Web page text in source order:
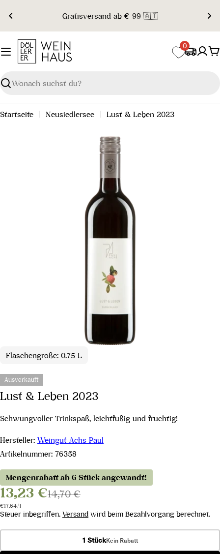
Inhalt
springen
Gratisversand ab € 99 🇦🇹
Suchen
0
Startseite Neusiedlersee Lust & Leben 2023
Flaschengröße: 0.75 L
Ausverkauft
Lust & Leben 2023
Schwungvoller Trinkspaß, leichtfüßig und fruchtig!
Hersteller: Weingut Achs Paul
Artikelnummer: 76358
Mengenrabatt ab 6 Stück angewandt!
13,23 €14,70 €
Stückpreis
€17,64/pro
l
Steuer inbegriffen. Versand wird beim Bezahlvorgang berechnet.
1 StückKein Rabatt